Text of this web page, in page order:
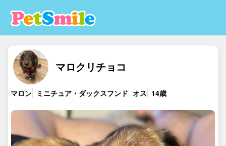
マロクリチョコ
マロン ミニチュア・ダックスフンド オス 14歳